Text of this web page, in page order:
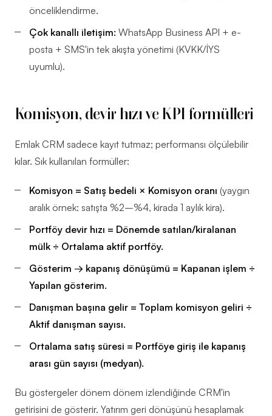
önceliklendirme.
Çok kanallı iletişim: WhatsApp Business API + e-
posta + SMS'in tek akışta yönetimi (KVKK/İYS
uyumlu).
Komisyon, devir hızı ve KPI formülleri
Emlak CRM sadece kayıt tutmaz; performansı ölçülebilir
kılar. Sık kullanılan formüller:
Komisyon = Satış bedeli × Komisyon oranı (yaygın
aralık örnek: satışta %2–%4, kirada 1 aylık kira).
Portföy devir hızı = Dönemde satılan/kiralanan
mülk ÷ Ortalama aktif portföy.
Gösterim → kapanış dönüşümü = Kapanan işlem ÷
Yapılan gösterim.
Danışman başına gelir = Toplam komisyon geliri ÷
Aktif danışman sayısı.
Ortalama satış süresi = Portföye giriş ile kapanış
arası gün sayısı (medyan).
Bu göstergeler dönem dönem izlendiğinde CRM'in
getirisini de gösterir. Yatırım geri dönüşünü hesaplamak